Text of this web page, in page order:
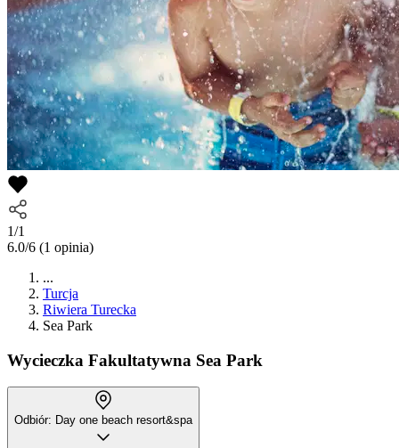
1/1
6.0/6 (1 opinia)
...
Turcja
Riwiera Turecka
Sea Park
Wycieczka Fakultatywna Sea Park
Odbiór: Day one beach resort&spa